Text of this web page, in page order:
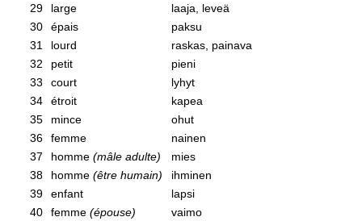
29
large
laaja, leveä
30
épais
paksu
31
lourd
raskas, painava
32
petit
pieni
33
court
lyhyt
34
étroit
kapea
35
mince
ohut
36
femme
nainen
37
homme (mâle adulte)
mies
38
homme (être humain)
ihminen
39
enfant
lapsi
40
femme (épouse)
vaimo